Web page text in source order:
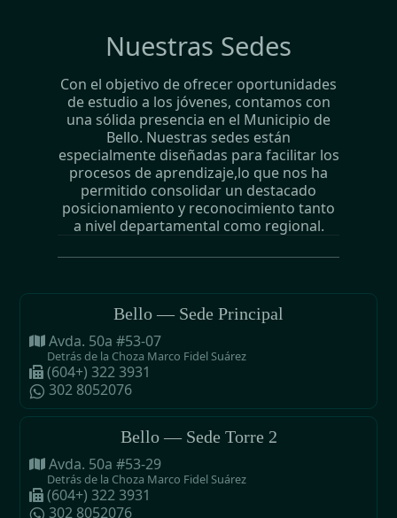
Nuestras Sedes
Con el objetivo de ofrecer oportunidades
de estudio a los jóvenes, contamos con
una sólida presencia en el Municipio de
Bello. Nuestras sedes están
especialmente diseñadas para facilitar los
procesos de aprendizaje,lo que nos ha
permitido consolidar un destacado
posicionamiento y reconocimiento tanto
a nivel departamental como regional.
Bello — Sede Principal
Avda. 50a #53-07
Detrás de la Choza Marco Fidel Suárez
(604+) 322 3931
302 8052076
Bello — Sede Torre 2
Avda. 50a #53-29
Detrás de la Choza Marco Fidel Suárez
(604+) 322 3931
302 8052076